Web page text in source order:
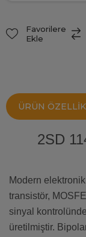
Favorilere
Ekle
ÜRÜN
2SD
Modern
transistör,
sinyal
üretilmiştir.